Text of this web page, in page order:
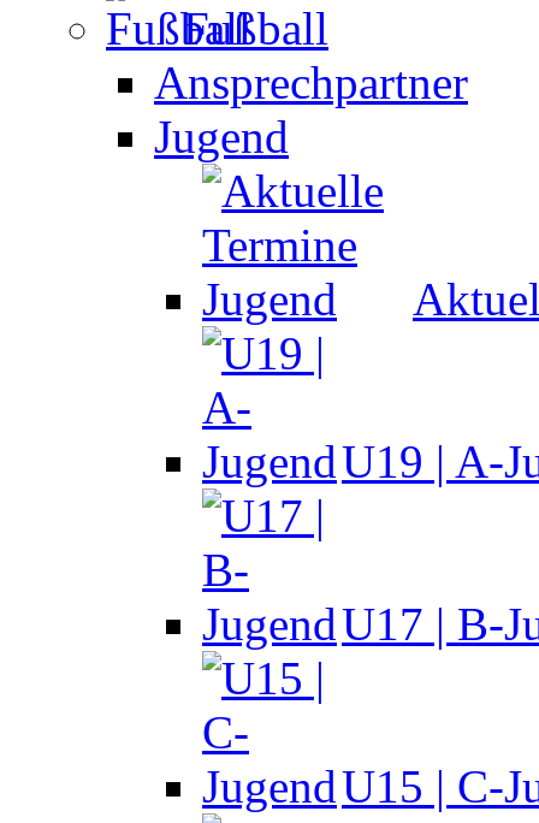
Fußball
Ansprechpartner
Jugend
U19 | A-
U17 | B-
U15 | C-